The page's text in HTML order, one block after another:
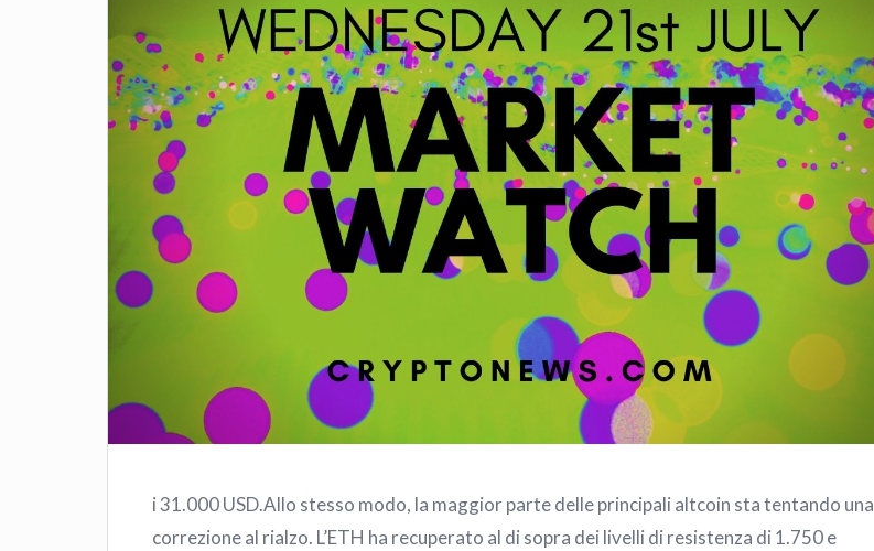
i 31.000 USD.Allo stesso modo, la maggior parte delle principali altcoin sta tentando una
correzione al rialzo. L’ETH ha recuperato al di sopra dei livelli di resistenza di 1.750 e